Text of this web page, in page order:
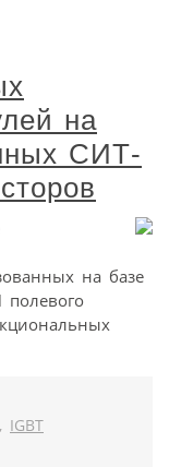
на
СИТ-
на базе
, IGBT